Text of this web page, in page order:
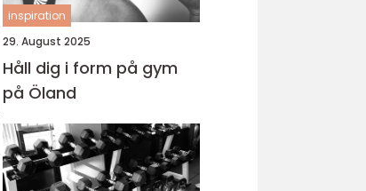
inspiration
29. August 2025
Håll dig i form på gym
på Öland